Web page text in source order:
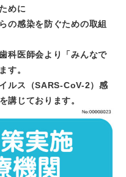
めに
の感染を防ぐための取組
科医師会より「みんなで
す。
ルス（SARS-CoV-2）感
を講じております。